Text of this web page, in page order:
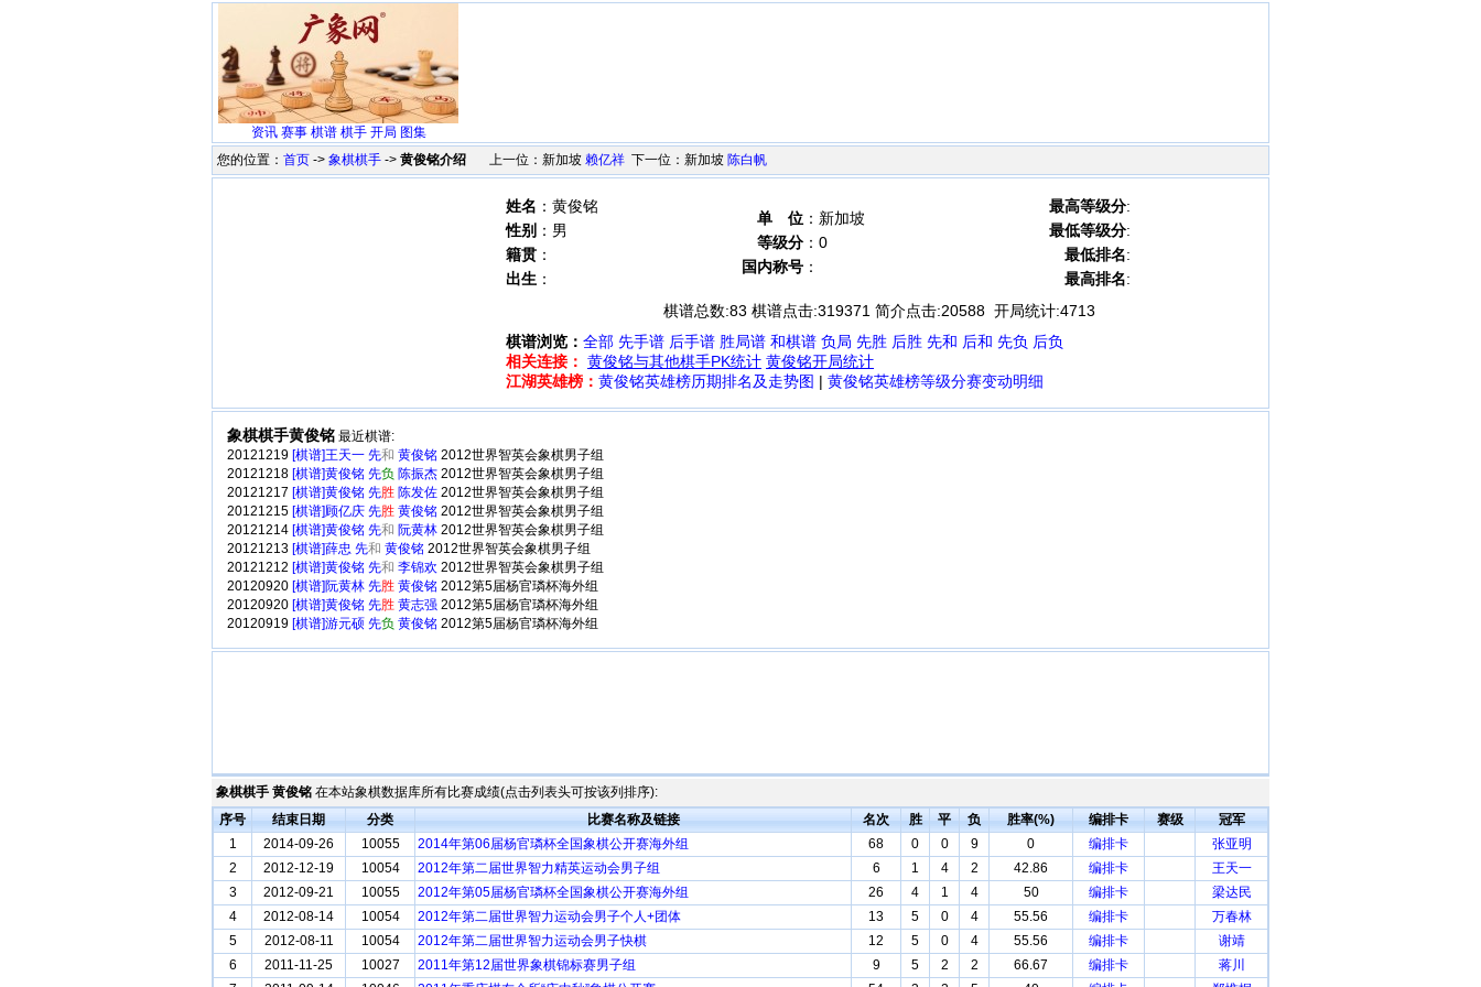
资讯 赛事 棋谱 棋手 开局 图集
您的位置： 首页 -> 象棋棋手 -> 黄俊铭介绍 上一位：新加坡 赖亿祥 下一位：新加坡 陈白帆
姓名 ：黄俊铭
性别 ：男
籍贯 ：
出生 ：
单 位 ：新加坡
等级分 ：0
国内称号 ：
最高等级分:
最低等级分:
最低排名:
最高排名:
棋谱总数:83 棋谱点击:319371 简介点击:20588 开局统计:4713
棋谱浏览： 全部 先手谱 后手谱 胜局谱 和棋谱 负局 先胜 后胜 先和 后和 先负 后负
相关连接： 黄俊铭与其他棋手PK统计 黄俊铭开局统计
江湖英雄榜： 黄俊铭英雄榜历期排名及走势图 | 黄俊铭英雄榜等级分赛变动明细
象棋棋手黄俊铭 最近棋谱:
20121219 [棋谱]王天一 先和 黄俊铭 2012世界智英会象棋男子组
20121218 [棋谱]黄俊铭 先负 陈振杰 2012世界智英会象棋男子组
20121217 [棋谱]黄俊铭 先胜 陈发佐 2012世界智英会象棋男子组
20121215 [棋谱]顾亿庆 先胜 黄俊铭 2012世界智英会象棋男子组
20121214 [棋谱]黄俊铭 先和 阮黄林 2012世界智英会象棋男子组
20121213 [棋谱]薛忠 先和 黄俊铭 2012世界智英会象棋男子组
20121212 [棋谱]黄俊铭 先和 李锦欢 2012世界智英会象棋男子组
20120920 [棋谱]阮黄林 先胜 黄俊铭 2012第5届杨官璘杯海外组
20120920 [棋谱]黄俊铭 先胜 黄志强 2012第5届杨官璘杯海外组
20120919 [棋谱]游元硕 先负 黄俊铭 2012第5届杨官璘杯海外组
象棋棋手 黄俊铭 在本站象棋数据库所有比赛成绩(点击列表头可按该列排序):
序号
结束日期 分类 比赛名称及链接 名次 胜 平 负 胜率(%) 编排卡 赛级
冠军
1
2014-09-26 10055 2014年第06届杨官璘杯全国象棋公开赛海外组 68 0 0 9 0 编排卡
张亚明
2
2012-12-19 10054 2012年第二届世界智力精英运动会男子组 6 1 4 2 42.86 编排卡
王天一
3
2012-09-21 10055 2012年第05届杨官璘杯全国象棋公开赛海外组 26 4 1 4 50 编排卡
梁达民
4
2012-08-14 10054 2012年第二届世界智力运动会男子个人+团体 13 5 0 4 55.56 编排卡
万春林
5
2012-08-11 10054 2012年第二届世界智力运动会男子快棋 12 5 0 4 55.56 编排卡
谢靖
6
2011-11-25 10027 2011年第12届世界象棋锦标赛男子组 9 5 2 2 66.67 编排卡
蒋川